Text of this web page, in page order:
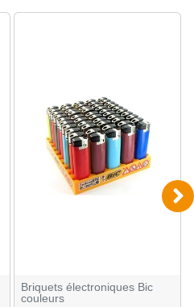
Briquets électroniques Bic
couleurs